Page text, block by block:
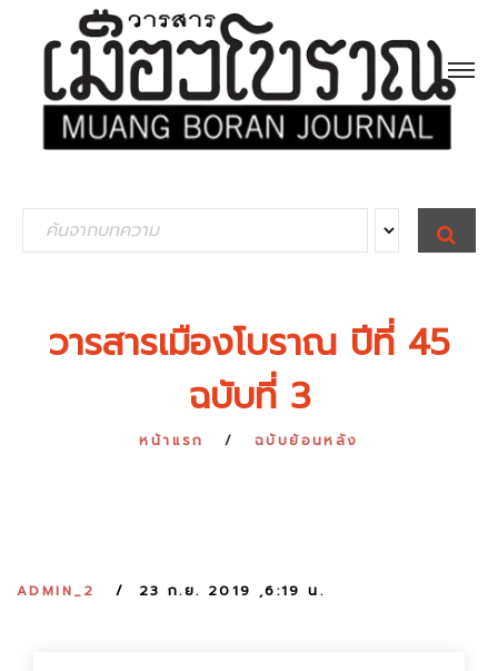
e
S
E
A
วารสารเมืองโบราณ ปีที่ 45
ฉบับที่ 3
หน้าแรก ฉบับย้อนหลัง
ADMIN_2 23 ก.ย. 2019 ,6:19 น.